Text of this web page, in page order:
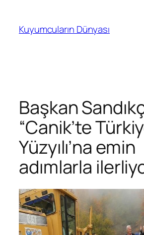
Kuyumcuların Dünyası
Başkan
“Canik’te
Yüzyılı’na emin
adımlarla